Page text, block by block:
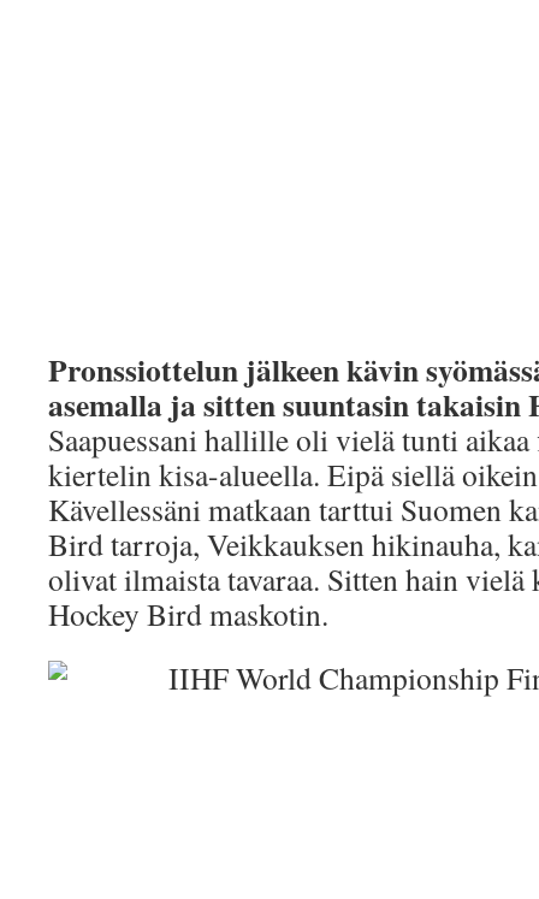
Pronssiottelun jälkeen kävin
asemalla ja sitten suuntasin takaisin
Saapuessani hallille oli vielä tunti
kiertelin kisa-alueella. Eipä siellä
Kävellessäni matkaan tarttui Suomen
Bird tarroja, Veikkauksen hikinauha,
olivat ilmaista tavaraa. Sitten hain vielä
Hockey Bird maskotin.